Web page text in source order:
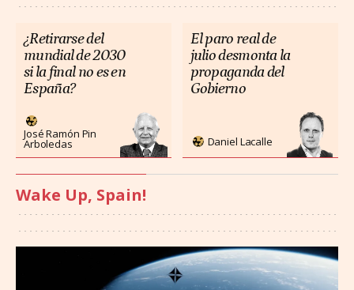
¿Retirarse del
mundial de 2030
si la final no es en
España?
José Ramón Pin
Arboledas
El paro real de
julio desmonta la
propaganda del
Gobierno
Daniel Lacalle
Wake Up, Spain!